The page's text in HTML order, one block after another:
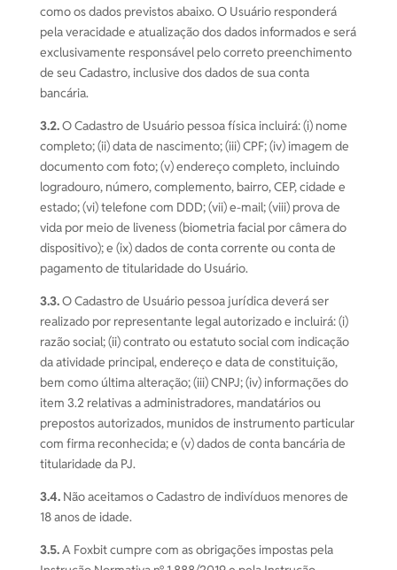
como os dados previstos abaixo. O Usuário responderá
pela veracidade e atualização dos dados informados e será
exclusivamente responsável pelo correto preenchimento
de seu Cadastro, inclusive dos dados de sua conta
bancária.
3.2.O Cadastro de Usuário pessoa física incluirá: (i) nome
completo; (ii) data de nascimento; (iii) CPF; (iv) imagem de
documento com foto; (v) endereço completo, incluindo
logradouro, número, complemento, bairro, CEP, cidade e
estado; (vi) telefone com DDD; (vii) e-mail; (viii) prova de
vida por meio de liveness (biometria facial por câmera do
dispositivo); e (ix) dados de conta corrente ou conta de
pagamento de titularidade do Usuário.
3.3.O Cadastro de Usuário pessoa jurídica deverá ser
realizado por representante legal autorizado e incluirá: (i)
razão social; (ii) contrato ou estatuto social com indicação
da atividade principal, endereço e data de constituição,
bem como última alteração; (iii) CNPJ; (iv) informações do
item 3.2 relativas a administradores, mandatários ou
prepostos autorizados, munidos de instrumento particular
com firma reconhecida; e (v) dados de conta bancária de
titularidade da PJ.
3.4.Não aceitamos o Cadastro de indivíduos menores de
18 anos de idade.
3.5.A Foxbit cumpre com as obrigações impostas pela